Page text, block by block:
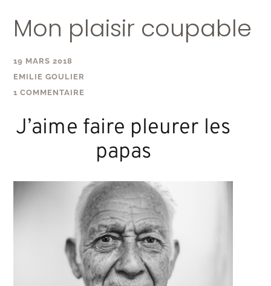
Mon plaisir coupable
19 MARS 2018
EMILIE GOULIER
1 COMMENTAIRE
J’aime faire pleurer les
papas